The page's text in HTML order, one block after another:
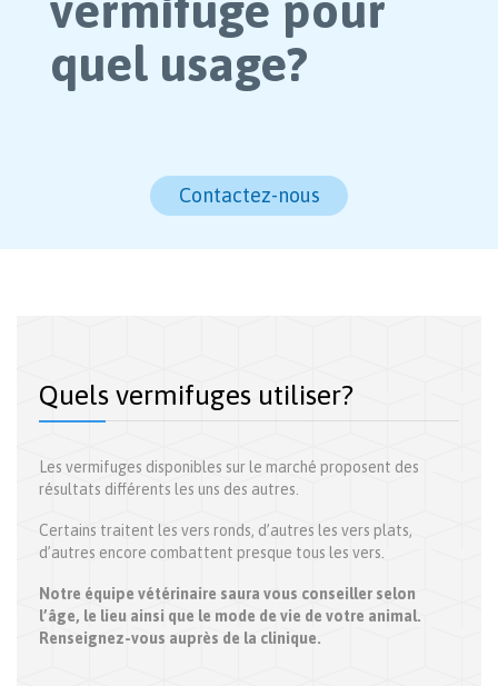
quel usage?
Contactez-nous
Quels vermifuges utiliser?
Les vermifuges disponibles sur le marché proposent des
résultats différents les uns des autres.
Certains traitent les vers ronds, d’autres les vers plats,
d’autres encore combattent presque tous les vers.
Notre équipe vétérinaire saura vous conseiller selon
l’âge, le lieu ainsi que le mode de vie de votre animal.
Renseignez-vous auprès de la clinique.